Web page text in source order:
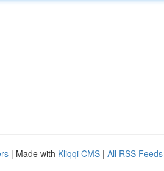
| Made with Kliqqi CMS | All RSS Feeds